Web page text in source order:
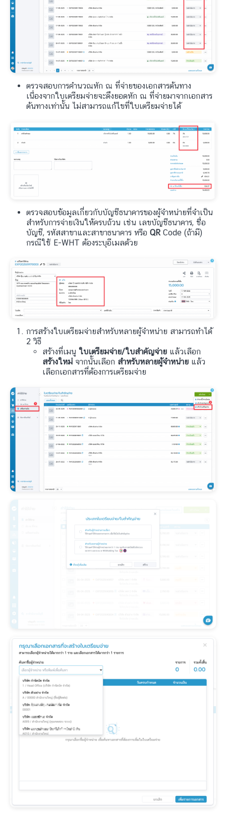
ตรวจสอบการคำนวณหัก ณ ที่จ่ายของเอกสารต้นทาง
เนื่องจากใบเตรียมจ่ายจะดึงยอดหัก ณ ที่จ่ายมาจากเอกสาร
ต้นทางเท่านั้น ไม่สามารถแก้ไขที่ใบเตรียมจ่ายได้
ตรวจสอบข้อมูลเกี่ยวกับบัญชีธนาคารของผู้จำหน่ายที่จำเป็น
สำหรับการจ่ายเงินให้ครบถ้วน เช่น เลขบัญชีธนาคาร, ชื่อ
บัญชี, รหัสสาขาและสาขาธนาคาร หรือ QRCode (ถ้ามี)
กรณีใช้ E-WHT ต้องระบุอีเมลด้วย
การสร้างใบเตรียมจ่ายสำหรับหลายผู้จำหน่าย สามารถทำได้
2 วิธี
สร้างที่เมนู ใบเตรียมจ่าย/ใบสำคัญจ่าย แล้วเลือก
สร้างใหม่ จากนั้นเลือก สำหรับหลายผู้จำหน่าย แล้ว
เลือกเอกสารที่ต้องการเตรียมจ่าย